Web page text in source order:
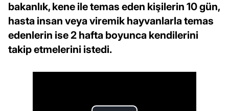
bakanlık, kene ile temas eden kişilerin 10 gün,
hasta insan veya viremik hayvanlarla temas
edenlerin ise 2 hafta boyunca kendilerini
takip etmelerini istedi.